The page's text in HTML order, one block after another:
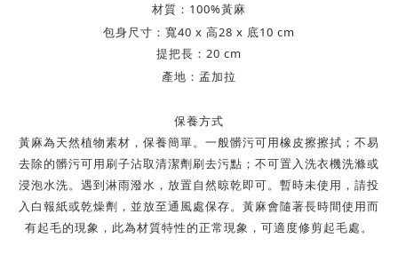
材質： 100%黃麻
包身尺寸：寬40 x 高28 x 底10 cm
提把長：20 cm
產地：孟加拉
保養方式
黃麻為天然植物素材，保養簡單。一般髒污可用橡皮擦擦拭；不易
去除的髒污可用刷子沾取清潔劑刷去污點；不可置入洗衣機洗滌或
浸泡水洗。遇到淋雨潑水，放置自然晾乾即可。暫時未使用，請投
入白報紙或乾燥劑，並放至通風處保存。黃麻會隨著長時間使用而
有起毛的現象，此為材質特性的正常現象，可適度修剪起毛處。